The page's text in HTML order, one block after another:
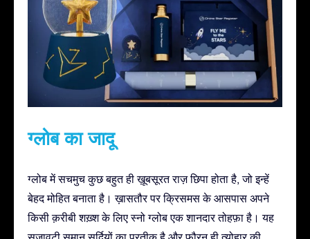
ग्लोब का जादू
ग्लोब में सचमुच कुछ बहुत ही ख़ूबसूरत राज़ छिपा होता है, जो इन्हें
बेहद मोहित बनाता है। ख़ासतौर पर क्रिसमस के आसपास अपने
किसी क़रीबी शख़्श के लिए स्नो ग्लोब एक शानदार तोहफ़ा है। यह